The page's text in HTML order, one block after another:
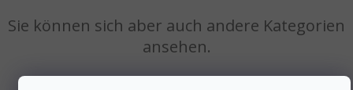
Sie können sich aber auch andere Kategorien
ansehen.